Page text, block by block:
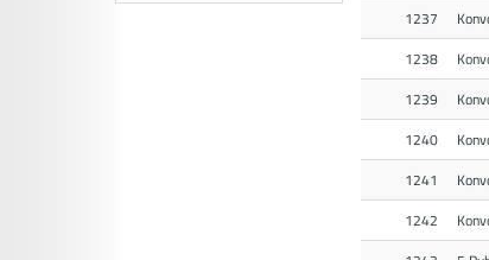
1237
1238
1239
1240
1241
1242